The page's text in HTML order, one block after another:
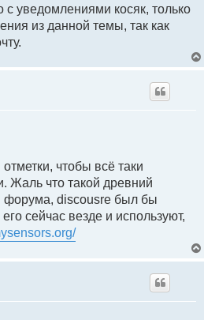
с уведомлениями косяк, только
из данной темы, так как
чтобы всё таки
Жаль что такой древний
discousre был бы
сейчас везде и используют,